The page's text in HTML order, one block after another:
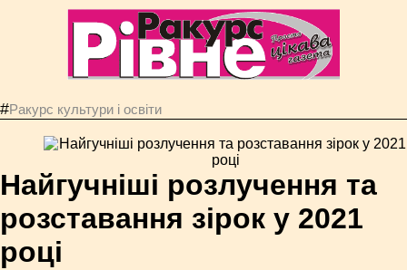
#Ракурс культури і освіти
Найгучніші розлучення та
розставання зірок у 2021
році